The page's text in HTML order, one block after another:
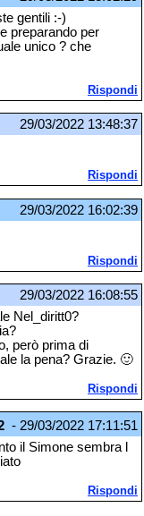
gentili :-)
preparando per
unico ? che
Rispondi
29/03/2022 13:48:37
Rispondi
29/03/2022 16:02:39
Rispondi
29/03/2022 16:08:55
Nel_diritt0?
però prima di
la pena? Grazie. 🙂
Rispondi
- 29/03/2022 17:11:51
il Simone sembra l
Rispondi